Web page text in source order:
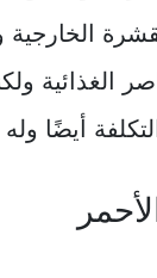
الغذائية
أيضًا